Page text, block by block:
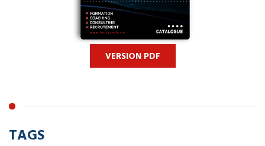
VERSION PDF
TAGS